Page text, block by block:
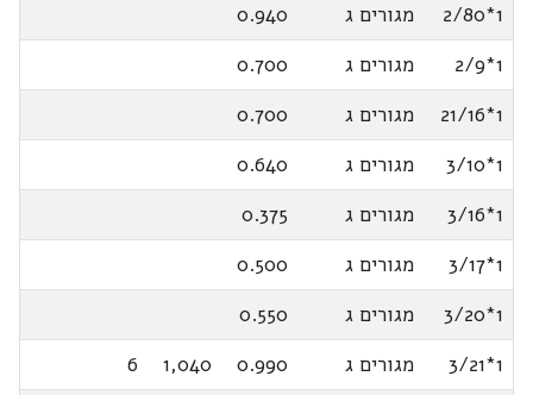
1*2/80
מגורים ג
0.940
1*2/9
מגורים ג
0.700
1*21/16
מגורים ג
0.700
1*3/10
מגורים ג
0.640
1*3/16
מגורים ג
0.375
1*3/17
מגורים ג
0.500
1*3/20
מגורים ג
0.550
1*3/21
מגורים ג 0.990
1,040
6